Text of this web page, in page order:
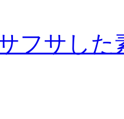
フサした